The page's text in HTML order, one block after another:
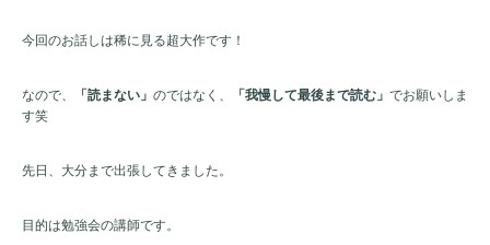
今回のお話しは稀に見る超大作です！
なので、 「読まない」 のではなく、 「我慢して最後まで読む」 でお願いしま
す笑
先日、大分まで出張してきました。
目的は勉強会の講師です。